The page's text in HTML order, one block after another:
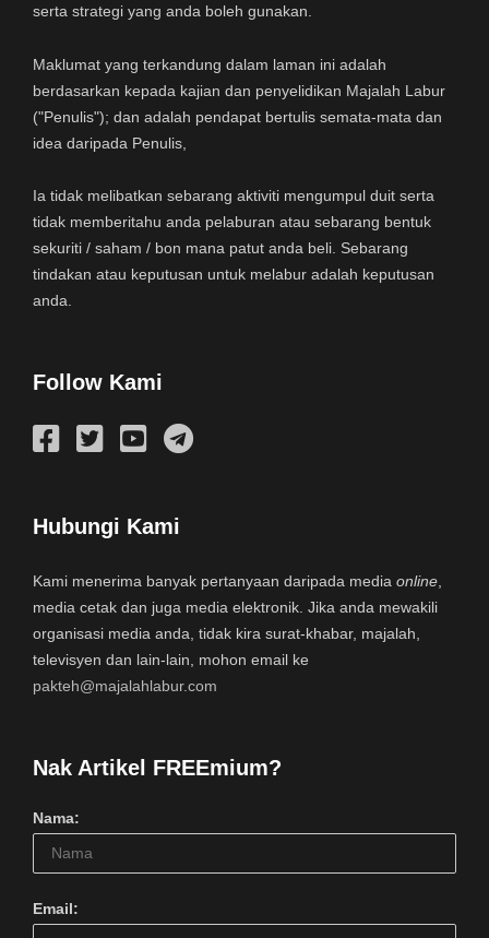
serta strategi yang anda boleh gunakan.
Maklumat yang terkandung dalam laman ini adalah
berdasarkan kepada kajian dan penyelidikan Majalah Labur
("Penulis"); dan adalah pendapat bertulis semata-mata dan
idea daripada Penulis,
Ia tidak melibatkan sebarang aktiviti mengumpul duit serta
tidak memberitahu anda pelaburan atau sebarang bentuk
sekuriti / saham / bon mana patut anda beli. Sebarang
tindakan atau keputusan untuk melabur adalah keputusan
anda.
Follow Kami
Hubungi Kami
Kami menerima banyak pertanyaan daripada media online
media cetak dan juga media elektronik. Jika anda mewakili
organisasi media anda, tidak kira surat-khabar, majalah,
televisyen dan lain-lain, mohon email ke
pakteh@majalahlabur.com
Nak Artikel FREEmium?
Nama:
Email: